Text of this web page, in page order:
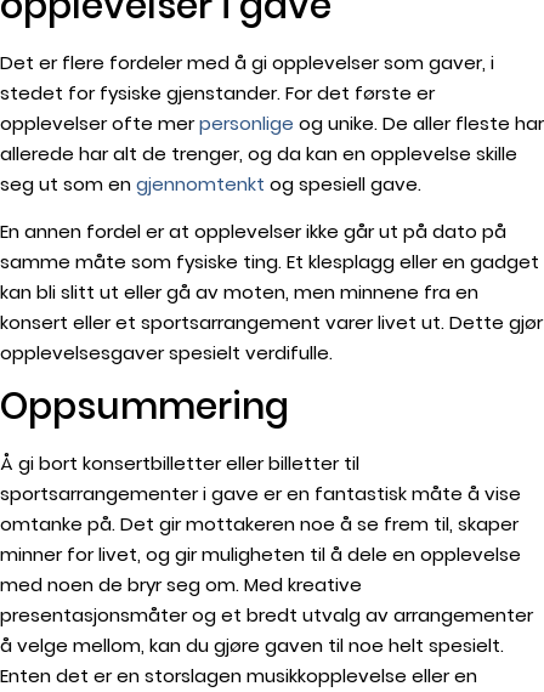
Det er flere fordeler med å gi opplevelser som gaver, i
stedet for fysiske gjenstander. For det første er
opplevelser ofte merpersonlige og unike. De aller fleste har
allerede har alt de trenger, og da kan en opplevelse skille
seg ut som engjennomtenkt og spesiell gave.
En annen fordel er at opplevelser ikke går ut på dato på
samme måte som fysiske ting. Et klesplagg eller en gadget
kan bli slitt ut eller gå av moten, men minnene fra en
konsert eller et sportsarrangement varer livet ut. Dette gjør
opplevelsesgaver spesielt verdifulle.
Oppsummering
Å gi bort konsertbilletter eller billetter til
sportsarrangementer i gave er en fantastisk måte å vise
omtanke på. Det gir mottakeren noe å se frem til, skaper
minner for livet, og gir muligheten til å dele en opplevelse
med noen de bryr seg om. Med kreative
presentasjonsmåter og et bredt utvalg av arrangementer
å velge mellom, kan du gjøre gaven til noe helt spesielt.
Enten det er en storslagen musikkopplevelse eller en